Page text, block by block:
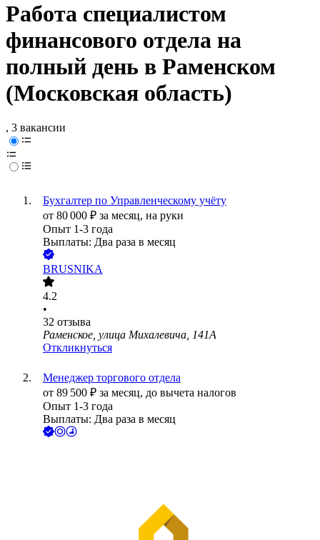
Работа специалистом
финансового отдела на
полный день в Раменском
(Московская область)
, 3 вакансии
Бухгалтер по Управленческому учёту
от 80 000 ₽ за месяц, на руки
Опыт 1-3 года
Выплаты: Два раза в месяц
BRUSNIKA
4.2
•
32 отзыва
Раменское, улица Михалевича, 141А
Откликнуться
Менеджер торгового отдела
от 89 500 ₽ за месяц, до вычета налогов
Опыт 1-3 года
Выплаты: Два раза в месяц